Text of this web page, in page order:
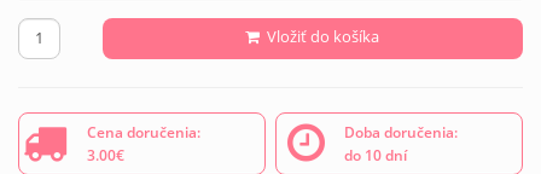
Vložiť do košíka
Cena doručenia:
3.00€
Doba doručenia:
do 10 dní